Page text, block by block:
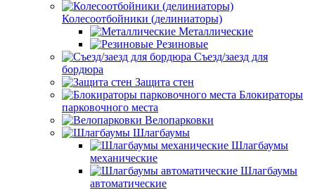
Колесоотбойники (делиниаторы)
Металлические
Резиновые
Съезд/заезд для
бордюра
Защита стен
Блокираторы
парковочного места
Велопарковки
Шлагбаумы
Шлагбаумы
механические
Шлагбаумы
автоматические